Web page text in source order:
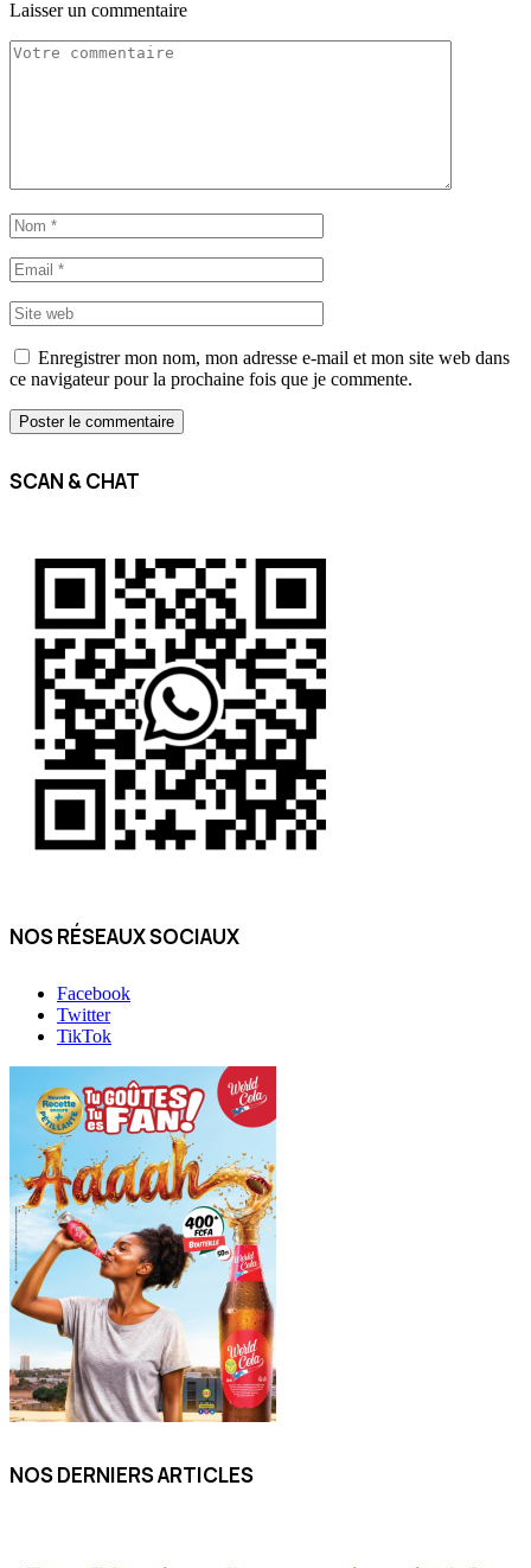
Laisser un commentaire
Enregistrer mon nom, mon adresse e-mail et mon site web dans
ce navigateur pour la prochaine fois que je commente.
SCAN & CHAT
NOS RÉSEAUX SOCIAUX
Facebook
Twitter
TikTok
NOS DERNIERS ARTICLES